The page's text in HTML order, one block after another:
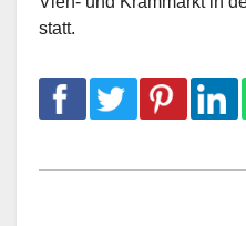
statt.